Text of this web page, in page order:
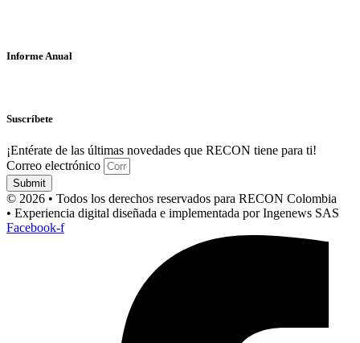
Informe Anual
Suscríbete
¡Entérate de las últimas novedades que RECON tiene para ti!
Correo electrónico
Submit
© 2026 • Todos los derechos reservados para RECON Colombia
• Experiencia digital diseñada e implementada por Ingenews SAS
Facebook-f